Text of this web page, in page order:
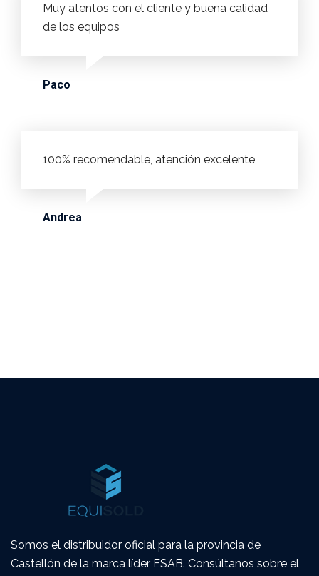
Muy atentos con el cliente y buena calidad
de los equipos
Paco
100% recomendable, atención excelente
Andrea
Somos el distribuidor oficial para la provincia de
Castellón de la marca líder ESAB. Consúltanos sobre el